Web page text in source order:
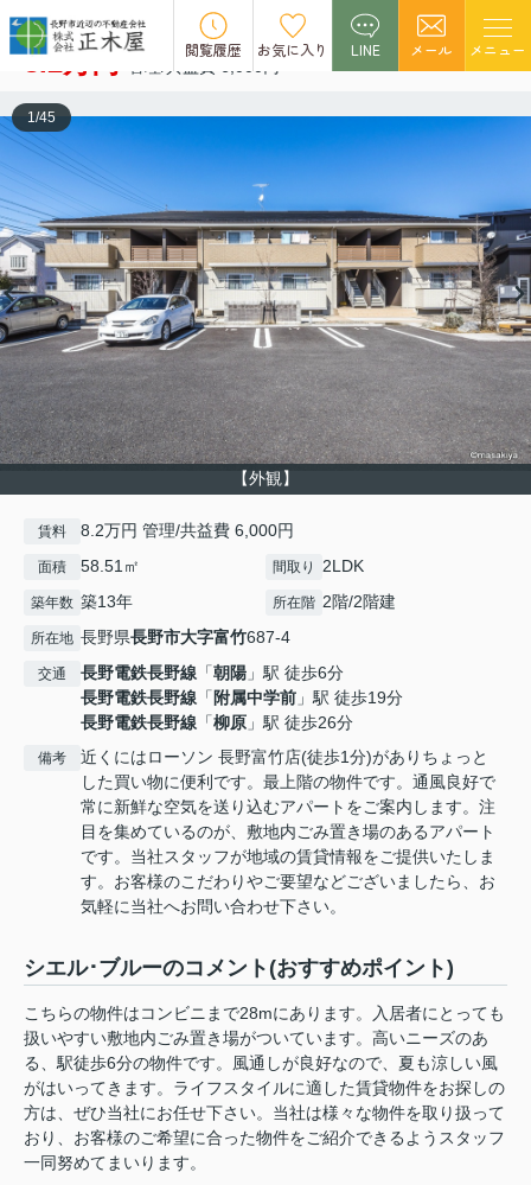
閲覧履歴 お気に入り LINE メール メニュー
シエル･ブルー 空室1
8.2万円
【外観】
1/45
賃料 8.2万円 管理/共益費 6,000円
面積 58.51㎡ 間取り 2LDK
築年数 築13年 所在階 2階/2階建
所在地 長野県長野市大字富竹687-4
交通 長野電鉄長野線 「朝陽 」駅 徒歩6分
長野電鉄長野線 「 附属中学前 」駅 徒歩19分
長野電鉄長野線 「柳原 」駅 徒歩26分
備考
近くにはローソン 長野富竹店(徒歩1分)がありちょっと
した買い物に便利です。最上階の物件です。通風良好で
常に新鮮な空気を送り込むアパートをご案内します。注
目を集めているのが、敷地内ごみ置き場のあるアパート
です。当社スタッフが地域の賃貸情報をご提供いたしま
す。お客様のこだわりやご要望などございましたら、お
気軽に当社へお問い合わせ下さい。
シエル･ブルーのコメント(おすすめポイント)
こちらの物件はコンビニまで28mにあります。入居者にとっても
扱いやすい敷地内ごみ置き場がついています。高いニーズのあ
る、駅徒歩6分の物件です。風通しが良好なので、夏も涼しい風
がはいってきます。ライフスタイルに適した賃貸物件をお探しの
方は、ぜひ当社にお任せ下さい。当社は様々な物件を取り扱って
おり、お客様のご希望に合った物件をご紹介できるようスタッフ
一同努めてまいります。